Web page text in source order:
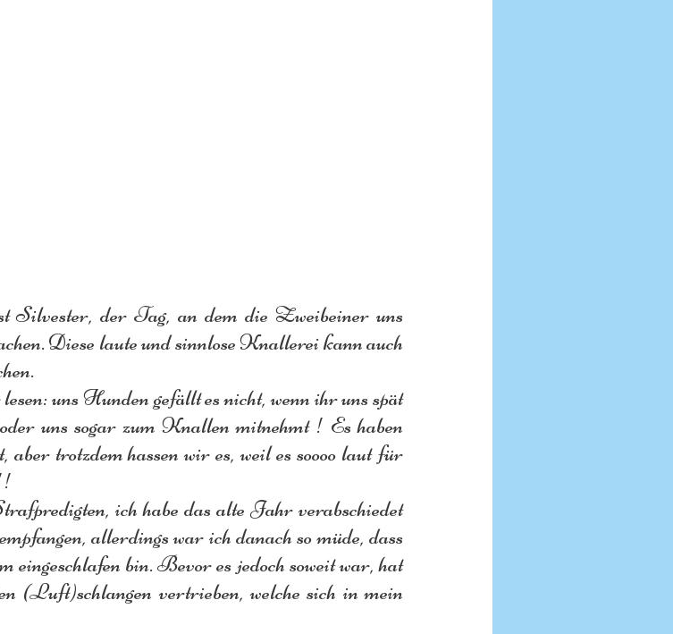
Silvester, der Tag, an dem die Zweibeiner uns
Diese laute und sinnlose Knallerei kann auch
uns Hunden gefällt es nicht, wenn ihr uns spät
uns sogar zum Knallen mitnehmt ! Es haben
trotzdem hassen wir es, weil es soooo laut für
ich habe das alte Jahr verabschiedet
allerdings war ich danach so müde, dass
bin. Bevor es jedoch soweit war, hat
(Luft)schlangen vertrieben, welche sich in mein